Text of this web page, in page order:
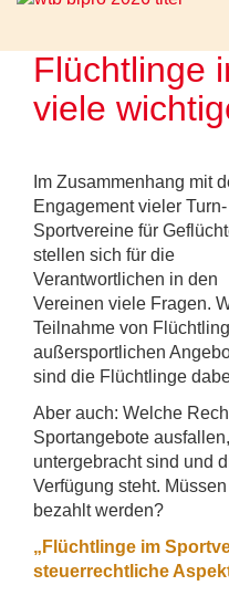
Flüchtlinge
viele
Im Zusammenhang mit
Engagement vieler Turn-
Sportvereine für
stellen sich für die
Verantwortlichen in den
Vereinen viele Fragen.
Teilnahme von
außersportlichen
sind die Flüchtlinge
Aber auch: Welche
Sportangebote
untergebracht sind und
Verfügung steht.
bezahlt werden?
„Flüchtlinge im
steuerrechtliche